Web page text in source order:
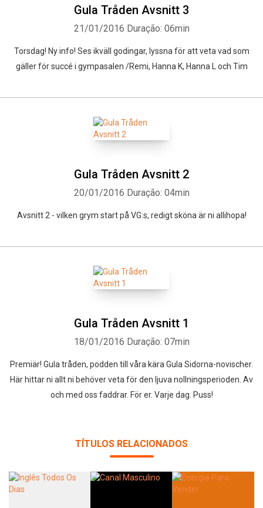
Gula Tråden Avsnitt 3
21/01/2016 Duração: 06min
Torsdag! Ny info! Ses ikväll godingar, lyssna för att veta vad som
gäller för succé i gympasalen /Remi, Hanna K, Hanna L och Tim
Gula Tråden Avsnitt 2
20/01/2016 Duração: 04min
Avsnitt 2 - vilken grym start på VG:s, redigt sköna är ni allihopa!
Gula Tråden Avsnitt 1
18/01/2016 Duração: 07min
Premiär! Gula tråden, podden till våra kära Gula Sidorna-novischer.
Här hittar ni allt ni behöver veta för den ljuva nollningsperioden. Av
och med oss faddrar. För er. Varje dag. Puss!
TÍTULOS RELACIONADOS
Facebook Twitter